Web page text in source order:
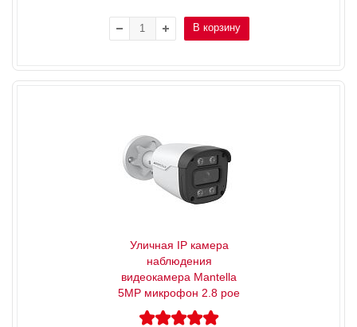
В корзину
Уличная IP камера
наблюдения
видеокамера Mantella
5MP микрофон 2.8 poe